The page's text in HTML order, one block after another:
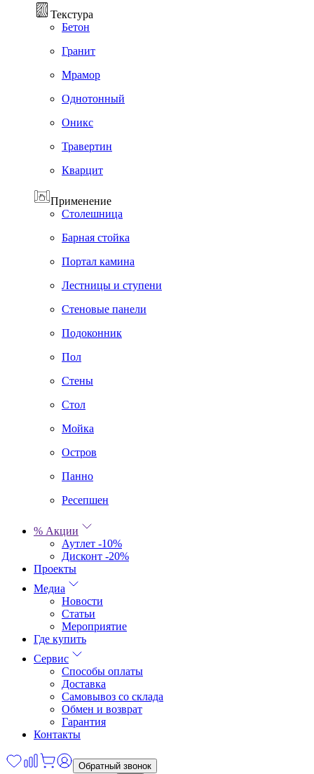
Текстура
Бетон
Гранит
Мрамор
Однотонный
Оникс
Травертин
Кварцит
Применение
Cтолешница
Барная стойка
Портал камина
Лестницы и ступени
Стеновые панели
Подоконник
Пол
Cтены
Стол
Мойка
Остров
Панно
Ресепшен
% Акции
Аутлет -10%
Дисконт -20%
Проекты
Медиа
Новости
Статьи
Мероприятие
Где купить
Сервис
Способы оплаты
Доставка
Самовывоз со склада
Обмен и возврат
Гарантия
Контакты
Обратный звонок